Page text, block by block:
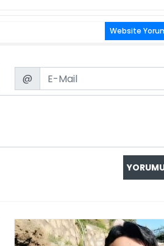
Website
Email
@